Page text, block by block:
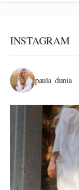
INSTAGRAM
paula_dunia